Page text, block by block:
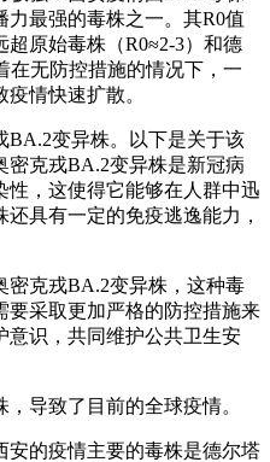
最强的毒株之一。其R0值
超原始毒株（R0≈2-3）和德
在无防控措施的情况下，一
情快速扩散。
BA.2变异株。以下是关于该
密克戎BA.2变异株是新冠病
，这使得它能够在人群中迅
具有一定的免疫逃逸能力，
密克戎BA.2变异株，这种毒
要采取更加严格的防控措施来
意识，共同维护公共卫生安
导致了目前的全球疫情。
安的疫情主要的毒株是德尔塔